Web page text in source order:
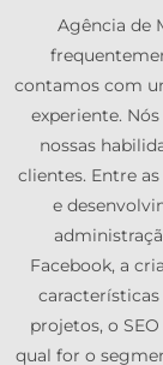
Agência de
contamos com
experiente.
nossas
clientes. Entre
e
Facebook, a
projetos, o
qual for o